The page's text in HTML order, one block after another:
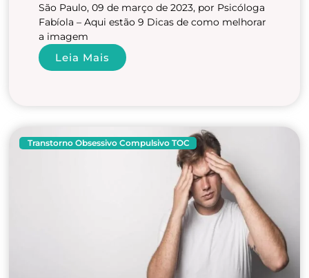
São Paulo, 09 de março de 2023, por Psicóloga
Fabíola – Aqui estão 9 Dicas de como melhorar
a imagem
Leia Mais
Transtorno Obsessivo Compulsivo TOC